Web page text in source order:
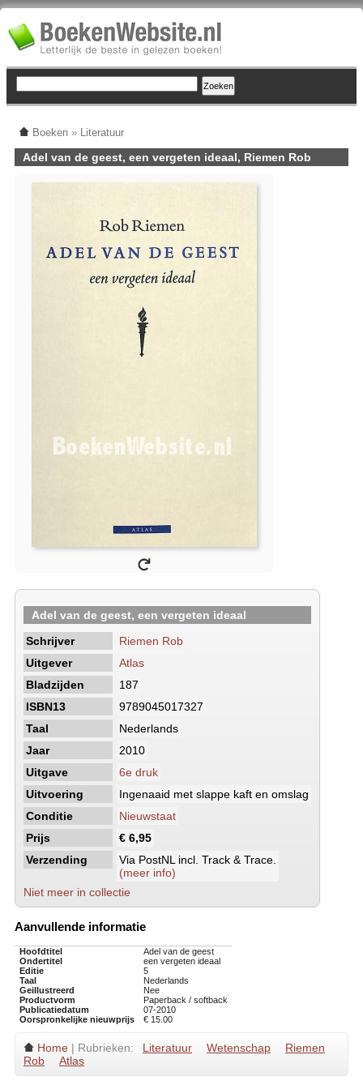
Boeken » Literatuur
Adel van de geest, een vergeten ideaal, Riemen Rob
Adel van de geest, een vergeten ideaal
Schrijver
Riemen Rob
Uitgever
Atlas
Bladzijden
187
ISBN13
9789045017327
Taal
Nederlands
Jaar
2010
Uitgave
6e druk
Uitvoering
Ingenaaid met slappe kaft en omslag
Conditie
Nieuwstaat
Prijs
€ 6,95
Verzending
Via PostNL incl. Track & Trace.
(meer info)
Niet meer in collectie
Aanvullende informatie
Hoofdtitel
Adel van de geest
Ondertitel
een vergeten ideaal
Editie
5
Taal
Nederlands
Geillustreerd
Nee
Productvorm
Paperback / softback
Publicatiedatum
07-2010
Oorspronkelijke nieuwprijs
€ 15.00
Home | Rubrieken: Literatuur Wetenschap
Riemen
Rob
Atlas